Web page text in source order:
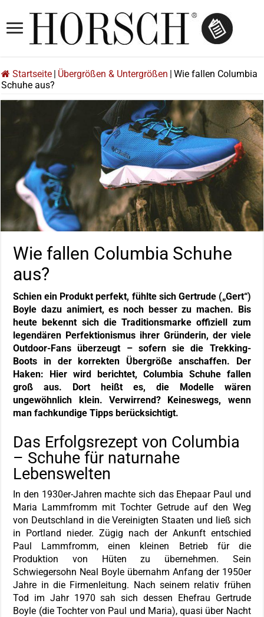
Startseite Übergrößen & Untergrößen Wie fallen Columbia
Schuhe aus?
Wie fallen Columbia Schuhe
aus?
Schien ein Produkt perfekt, fühlte sich Gertrude („Gert“)
Boyle dazu animiert, es noch besser zu machen. Bis
heute bekennt sich die Traditionsmarke offiziell zum
legendären Perfektionismus ihrer Gründerin, der viele
Outdoor-Fans überzeugt – sofern sie die Trekking-
Boots in der korrekten Übergröße anschaffen. Der
Haken: Hier wird berichtet, Columbia Schuhe fallen
groß aus. Dort heißt es, die Modelle wären
ungewöhnlich klein. Verwirrend? Keineswegs, wenn
man fachkundige Tipps berücksichtigt.
Das Erfolgsrezept von Columbia
– Schuhe für naturnahe
Lebenswelten
In den 1930er-Jahren machte sich das Ehepaar Paul und
Maria Lammfromm mit Tochter Getrude auf den Weg
von Deutschland in die Vereinigten Staaten und ließ sich
in Portland nieder. Zügig nach der Ankunft entschied
Paul Lammfromm, einen kleinen Betrieb für die
Produktion von Hüten zu übernehmen. Sein
Schwiegersohn Neal Boyle übernahm Anfang der 1950er
Jahre in die Firmenleitung. Nach seinem relativ frühen
Tod im Jahr 1970 sah sich dessen Ehefrau Gertrude
Boyle (die Tochter von Paul und Maria), quasi über Nacht